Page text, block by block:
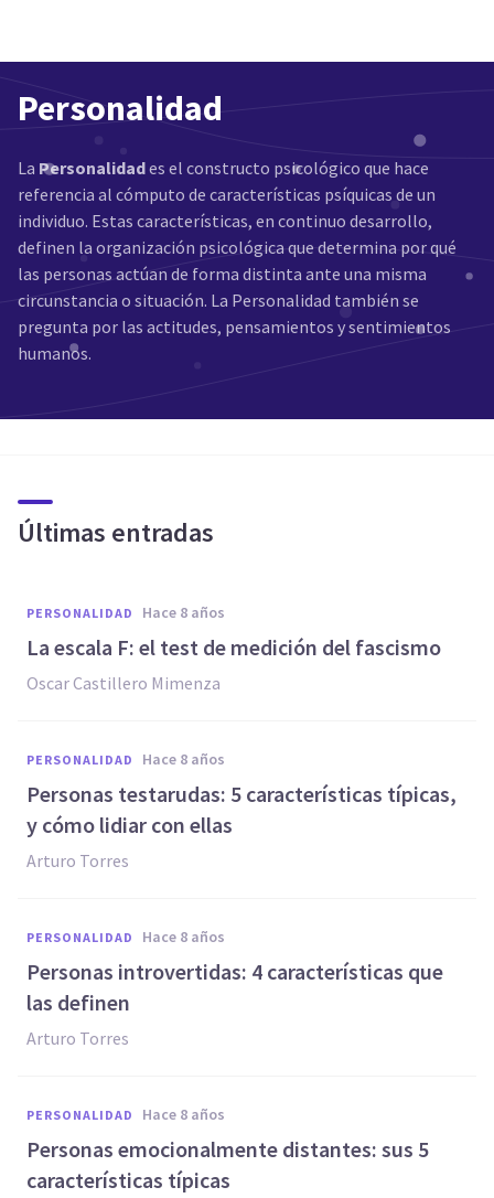
Personalidad
La Personalidades el constructo psicológico que hace
referencia al cómputo de características psíquicas de un
individuo. Estas características, en continuo desarrollo,
definen la organización psicológica que determina por qué
las personas actúan de forma distinta ante una misma
circunstancia o situación. La Personalidad también se
pregunta por las actitudes, pensamientos y sentimientos
humanos.
Últimas entradas
PERSONALIDAD hace 8 años
La escala F: el test de medición del fascismo
Oscar Castillero Mimenza
PERSONALIDAD hace 8 años
Personas testarudas: 5 características típicas,
y cómo lidiar con ellas
Arturo Torres
PERSONALIDAD hace 8 años
Personas introvertidas: 4 características que
las definen
Arturo Torres
PERSONALIDAD hace 8 años
Personas emocionalmente distantes: sus 5
características típicas